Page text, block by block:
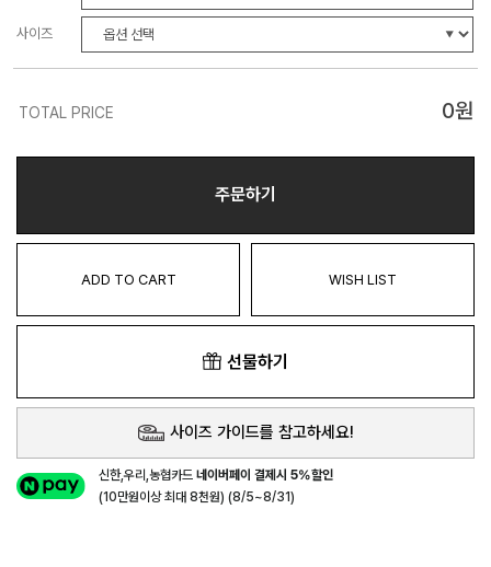
사이즈
TOTAL PRICE 0원
주문하기
ADD TO CART WISH LIST
선물하기
사이즈 가이드를 참고하세요!
신한,우리,농협카드네이버페이 결제시 5%할인
(10만원이상 최대 8천원) (8/5~8/31)